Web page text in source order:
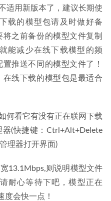
适用新版本了，建议长期使
载的模型包请及时做好备
之前备份的模型文件复制
能减少在线下载模型的频
推送不同的模型文件了！
线下载的模型包是最适合
何看它有没有正在联网下载
(快捷键：Ctrl+Alt+Delete
理器打开界面)
13.1Mbps,则说明模型文件
耐心等待下吧，模型正在
度会快一点！